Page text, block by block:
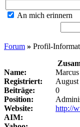
An mich erinnern
Forum » Profil-
Name:
Registriert:
August
Beiträge:
0
Position:
Website:
http://
AIM: